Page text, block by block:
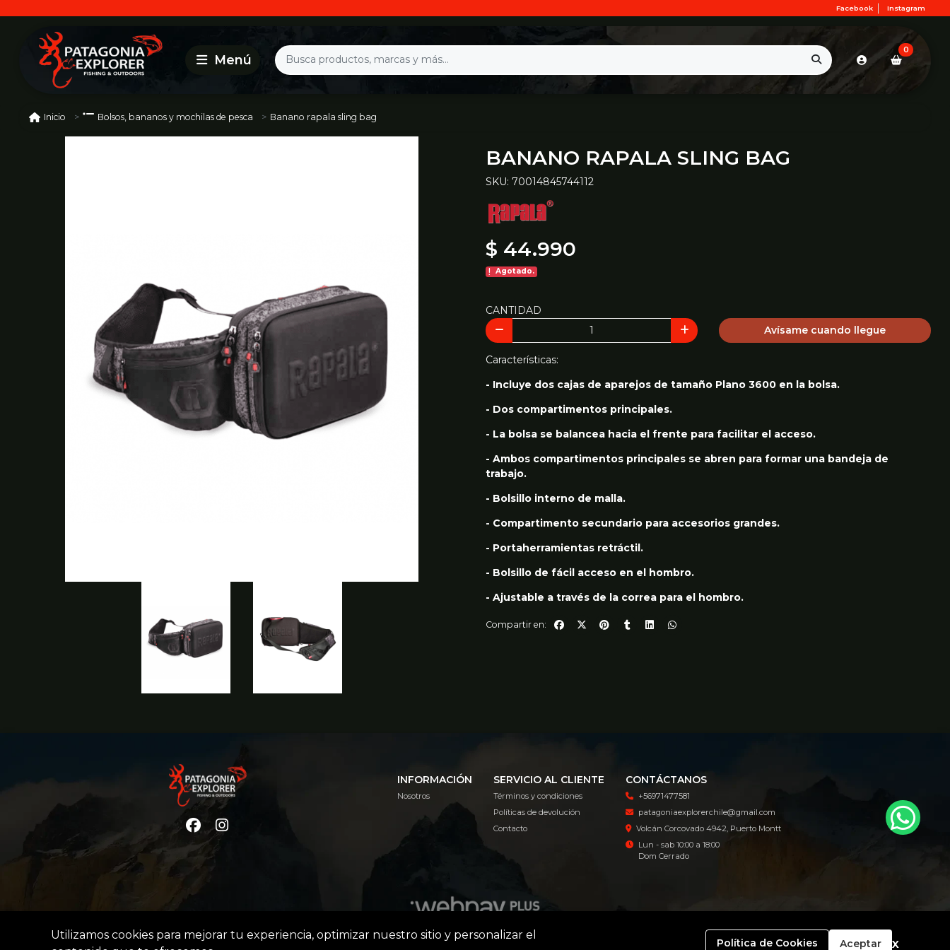
Facebook Instagram
0
Inicio Bolsos, bananos y mochilas de pesca Banano rapala sling bag
BANANO RAPALA SLING BAG
SKU: 70014845744112
$ 44.990
Agotado.
CANTIDAD
Avísame cuando llegue
Características:
- Incluye dos cajas de aparejos de tamaño Plano 3600 en la bolsa.
- Dos compartimentos principales.
- La bolsa se balancea hacia el frente para facilitar el acceso.
- Ambos compartimentos principales se abren para formar una bandeja de
trabajo.
- Bolsillo interno de malla.
- Compartimento secundario para accesorios grandes.
- Portaherramientas retráctil.
- Bolsillo de fácil acceso en el hombro.
- Ajustable a través de la correa para el hombro.
Compartir en:
INFORMACIÓN
Nosotros
SERVICIO AL CLIENTE
Términos y condiciones
Políticas de devolución
Contacto
CONTÁCTANOS
+56971477581
patagoniaexplorerchile@gmail.com
Volcán Corcovado 4942, Puerto Montt
Lun - sab 10:00 a 18:00
Dom Cerrado
Utilizamos cookies para mejorar tu experiencia, optimizar nuestro sitio y personalizar el
Política de Cookies Aceptar x